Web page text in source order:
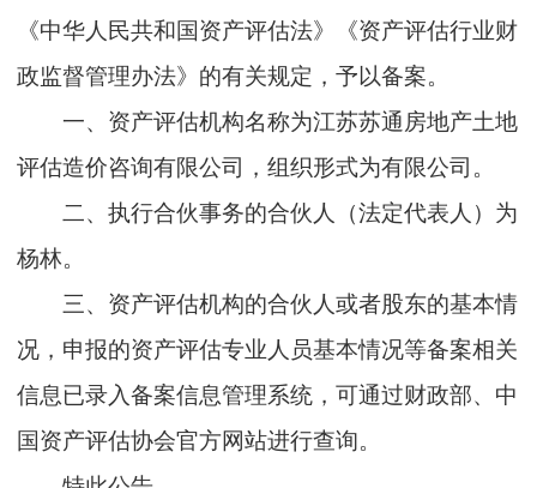
《中华人民共和国资产评估法》《资产评估行业财
政监督管理办法》的有关规定，予以备案。
一、资产评估机构名称为江苏苏通房地产土地
评估造价咨询有限公司，组织形式为有限公司。
二、执行合伙事务的合伙人（法定代表人）为
杨林。
三、资产评估机构的合伙人或者股东的基本情
况，申报的资产评估专业人员基本情况等备案相关
信息已录入备案信息管理系统，可通过财政部、中
国资产评估协会官方网站进行查询。